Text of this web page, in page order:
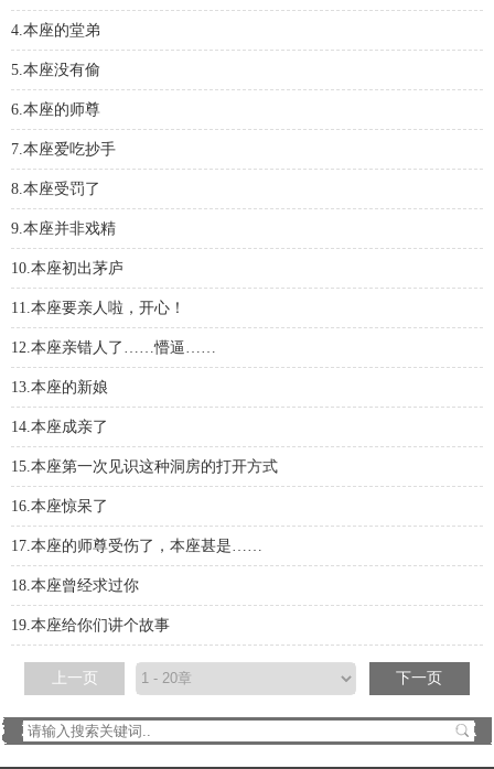
4.本座的堂弟
5.本座没有偷
6.本座的师尊
7.本座爱吃抄手
8.本座受罚了
9.本座并非戏精
10.本座初出茅庐
11.本座要亲人啦，开心！
12.本座亲错人了……懵逼……
13.本座的新娘
14.本座成亲了
15.本座第一次见识这种洞房的打开方式
16.本座惊呆了
17.本座的师尊受伤了，本座甚是……
18.本座曾经求过你
19.本座给你们讲个故事
上一页 下一页